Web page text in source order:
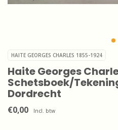
HAITE GEORGES CHARLES 1855-1924
Haite Georges
Schetsboek/
Dordrecht
€0,00 Incl. btw